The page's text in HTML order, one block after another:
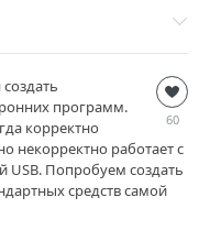
60
программ.
корректно
некорректно работает с
Попробуем создать
средств самой